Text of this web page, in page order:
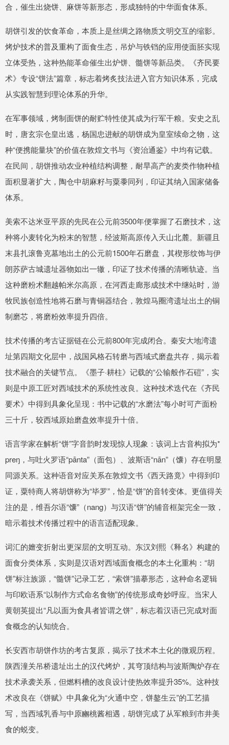
合，催生出烧饼、麻饼等新形态，形成独特的中华面食体系。
胡饼引发的饮食革命，本质上是丝绸之路物质文明交互的缩影。
烤炉技术的普及重构了面食生态，吊炉与铁铛的应用使面胚实现
立体受热，这种热能革命催生出炉饼、髓饼等新品类。《齐民要
术》专设“饼法”篇章，标志着烤炙技法进入官方知识体系，完成
从实践智慧到理论体系的升华。
在军事领域，烤制面饼的耐贮特性使其成为行军干粮。安史之乱
时，唐玄宗仓皇出逃，杨国忠进献的胡饼成为皇室续命之物，这
种“便携能量块”的价值在敦煌文书与《资治通鉴》中均有记载。
在民间，胡饼推动农业种植结构调整，耐旱高产的麦类作物种植
面积显著扩大，陶仓中胡麻籽与粟黍同列，印证其纳入国家储备
体系。
美索不达米亚平原的先民在公元前3500年便掌握了石磨技术，这
种将小麦转化为粉末的智慧，经波斯高原传入天山北麓。新疆且
末县扎滚鲁克墓地出土的公元前1500年石磨盘，其楔形纹饰与伊
朗苏萨古城遗址器物如出一辙，印证了技术传播的清晰轨迹。当
这种磨粉术翻越帕米尔高原，在河西走廊形成技术中继站时，游
牧民族创造性地将石磨与青铜器结合，敦煌马圈湾遗址出土的铜
制磨芯，将磨粉效率提升四倍。
技术传播的考古证据链在公元前800年完成闭合。秦安大地湾遗
址第四期文化层中，战国风格石转磨与西域式磨盘共存，揭示着
技术融合的关键节点。《墨子·耕柱》记载的“公输般作石磑”，实
则是中原工匠对西域技术的系统性改良。这种技术迭代在《齐民
要术》中得到具象化呈现：书中记载的“水磨法”每小时可产面粉
三十斤，较西域原始磨盘效率提升十倍。
语言学家在解析“饼”字音韵时发现惊人现象：该词上古音构拟为*
preŋ，与吐火罗语“pānta”（面包）、波斯语“nān”（馕）存在明显
同源关系。这种语音对应关系在敦煌文书《西天路竟》中得到印
证，粟特商人将胡饼称为“毕罗”，恰是“饼”的音转变体。更值得关
注的是，维吾尔语“馕”（nang）与汉语“饼”的辅音框架完全一致，
暗示着技术传播过程中的语言适配现象。
词汇的嬗变折射出更深层的文明互动。东汉刘熙《释名》构建的
面食分类体系，实则是汉语对西域面食概念的本土化重构：“胡
饼”标注族源，“髓饼”记录工艺，“索饼”描摹形态，这种命名逻辑
与印欧语系“以制作方式命名食物”的传统形成奇妙呼应。当宋人
黄朝英提出“凡以面为食具者皆谓之饼”，标志着汉语已完成对面
食概念的认知统合。
长安西市胡饼作坊的考古复原，揭示了技术本土化的微观历程。
陕西潼关吊桥遗址出土的汉代烤炉，其穹顶结构与波斯陶炉存在
技术承袭关系，但燃料槽的改良设计使热效率提升35%。这种技
术改良在《饼赋》中具象化为“火通中空，饼鏊生云”的工艺描
写，当西域乳香与中原豳桃酱相遇，胡饼完成了从军粮到市井美
食的蜕变。